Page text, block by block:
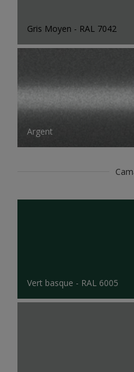
Gris Moyen - RAL 7042
Argent
Vert basque - RAL 6005